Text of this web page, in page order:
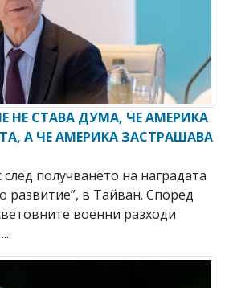
НЕ СТАВА ДУМА, ЧЕ АМЕРИКА
А ЧЕ АМЕРИКА ЗАСТРАШАВА
получването на наградата
развитие”, в Тайван. Според
военни разходи